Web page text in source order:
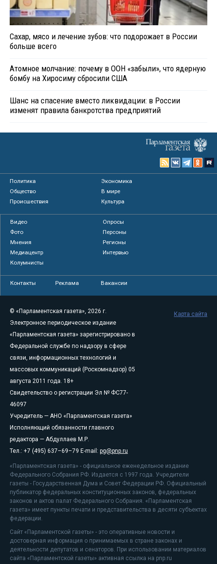
Сахар, мясо и лечение зубов: что подорожает в России
больше всего
Атомное молчание: почему в ООН «забыли», что ядерную
бомбу на Хиросиму сбросили США
Шанс на спасение вместо ликвидации: в России
изменят правила банкротства предприятий
Политика
Экономика
Общество
В мире
Происшествия
Культура
Видео
Опросы
Фото
Персоны
Мнения
Регионы
Медиацентр
Интервью
Колумнисты
Контакты Реклама Вакансии
© «Парламентская газета», 2026 г.
Электронное периодическое издание
«Парламентская газета» зарегистрировано в
Федеральной службе по надзору в сфере
связи, информационных технологий и
массовых коммуникаций (Роскомнадзор) 05
августа 2011 года. 18+
Свидетельство о регистрации Эл № ФС77-
46097
Учредитель — АНО «Парламентская газета»
Исполняющий обязанности главного
редактора — Абдуллаев М.Р.
Тел.: +7 (495) 637–69–79 E-mail: pg@pnp.ru
«Парламентская газета» - официальное еженедельное издание
Федерального Собрания РФ. Издается с 1997 года. Учредители
газеты - Государственная Дума и Совет Федерации РФ. Официальный
публикатор федеральных конституционных законов, федеральных
законов и актов палат Федерального Собрания. «Парламентская
газета» имеет пункты печати и представительства в десяти субъектах
федерации.
Сайт «Парламентской газеты» - это оперативные новости и
достоверная информация о принимаемых в стране законах и
деятельности депутатов и сенаторов. При использовании материалов
сайта «Парламентской газеты» активная ссылка на pnp.ru
Карта сайта